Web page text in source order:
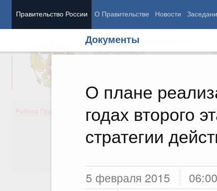
Правительство России О Правительстве Новости
Документы
О плане
годах второго
стратегии
5 февраля 2015 06:00
Председатель Правительства
Вице-премьеры
Работа Правительства
Демография
Здоровье
Культура